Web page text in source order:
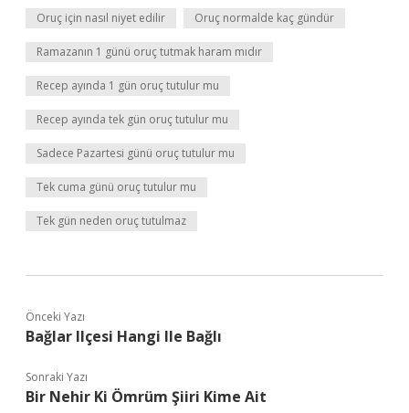
Oruç için nasıl niyet edilir Oruç normalde kaç gündür
Ramazanın 1 günü oruç tutmak haram mıdır
Recep ayında 1 gün oruç tutulur mu
Recep ayında tek gün oruç tutulur mu
Sadece Pazartesi günü oruç tutulur mu
Tek cuma günü oruç tutulur mu
Tek gün neden oruç tutulmaz
Önceki Yazı
Bağlar Ilçesi Hangi Ile Bağlı
Sonraki Yazı
Bir Nehir Ki Ömrüm Şiiri Kime Ait